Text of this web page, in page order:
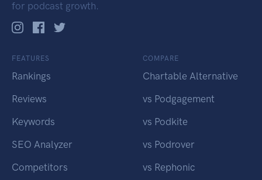
for podcast growth.
FEATURES
Rankings
Reviews
Keywords
SEO Analyzer
Competitors
COMPARE
Chartable Alternative
vs Podgagement
vs Podkite
vs Podrover
vs Rephonic